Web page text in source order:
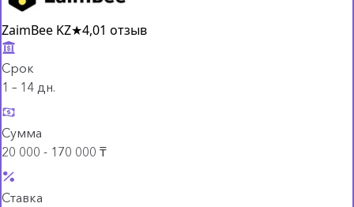
ZaimBee KZ★4,01 отзыв
Срок
1 – 14 дн.
Сумма
20 000 - 170 000 ₸
Ставка